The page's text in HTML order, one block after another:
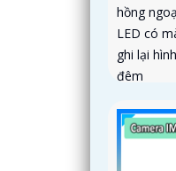
hồng
LED có
ghi lại
đêm